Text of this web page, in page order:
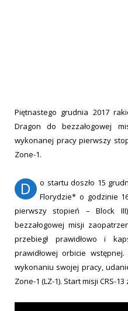
Piętnastego grudnia 2017
Dragon do bezzałogowej
wykonanej pracy pierwszy
Zone-1.
D
o startu doszło 15
Florydzie* o godzinie
pierwszy stopień – Block
bezzałogowej misji
przebiegł prawidłowo i
prawidłowej orbicie
wykonaniu swojej pracy,
Zone-1 (LZ-1). Start misji CRS-